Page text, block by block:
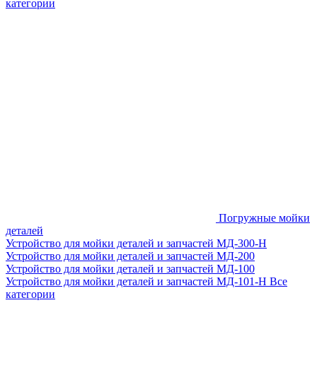
категории
Погружные мойки
деталей
Устройство для мойки деталей и запчастей МД-300-H
Устройство для мойки деталей и запчастей МД-200
Устройство для мойки деталей и запчастей МД-100
Устройство для мойки деталей и запчастей МД-101-Н Все
категории